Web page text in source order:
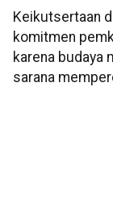
Keikutsertaan
komitmen
karena budaya
sarana